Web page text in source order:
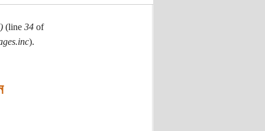
(line 34of
).